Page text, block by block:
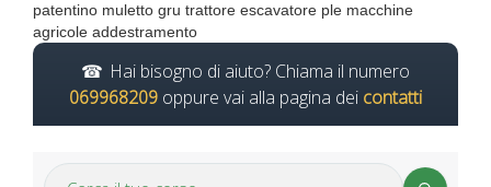
patentino muletto gru trattore escavatore ple macchine
agricole addestramento
Hai bisogno di aiuto? Chiama il numero
069968209 oppure vai alla pagina dei contatti